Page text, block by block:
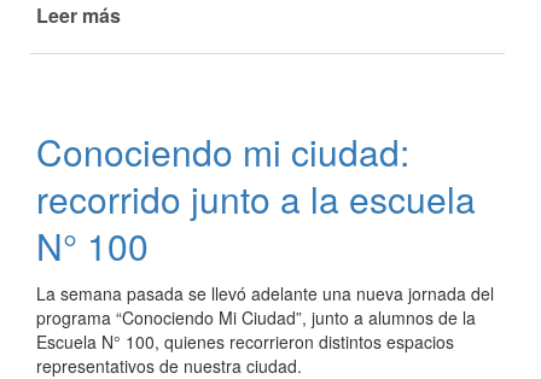
Leer más
en
Frecuencia"
en
Museo
Municipal
de
Bellas
Artes
Conociendo mi ciudad:
recorrido junto a la escuela
N° 100
La semana pasada se llevó adelante una nueva jornada del
programa “Conociendo Mi Ciudad”, junto a alumnos de la
Escuela N° 100, quienes recorrieron distintos espacios
representativos de nuestra ciudad.